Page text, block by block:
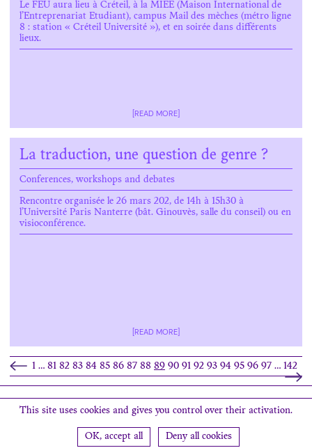
Le FEU aura lieu à Créteil, à la MIEE (Maison International de
l’Entreprenariat Etudiant), campus Mail des mèches (métro ligne
8 : station « Créteil Université »), et en soirée dans différents
lieux.
[READ MORE]
La traduction, une question de genre ?
Conferences, workshops and debates
Rencontre organisée le 26 mars 202, de 14h à 15h30 à
l’Université Paris Nanterre (bât. Ginouvès, salle du conseil) ou en
visioconférence.
[READ MORE]
1 … 81 82 83 84 85 86 87 88 89 90 91 92 93 94 95 96 97 … 142
Search
Contact Find us
This site uses cookies and gives you control over their activation.
OK, accept all Deny all cookies